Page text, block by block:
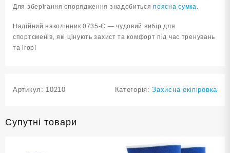
Для зберігання спорядження знадобитьсяпоясна сумка
Надійний наколінник 0735-С — чудовий вибір для
спортсменів, які цінують захист та комфорт під час тренувань
та ігор!
Артикул: 10210 Категорія:Захисна екіпіровка
Супутні товари